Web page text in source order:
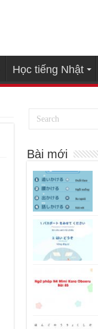
Học tiếng Nhật
Bài mới